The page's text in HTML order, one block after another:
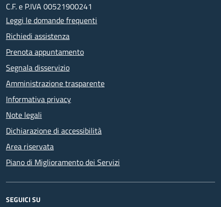
C.F. e P.IVA 00521900241
Leggi le domande frequenti
Richiedi assistenza
Prenota appuntamento
Segnala disservizio
Amministrazione trasparente
Informativa privacy
Note legali
Dichiarazione di accessibilità
Area riservata
Piano di Miglioramento dei Servizi
SEGUICI SU